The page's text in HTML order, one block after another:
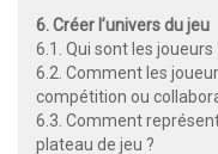
6. Créer l’univers du jeu
6.1. Qui sont les
6.2. Comment les
compétition ou
6.3. Comment
plateau de jeu ?